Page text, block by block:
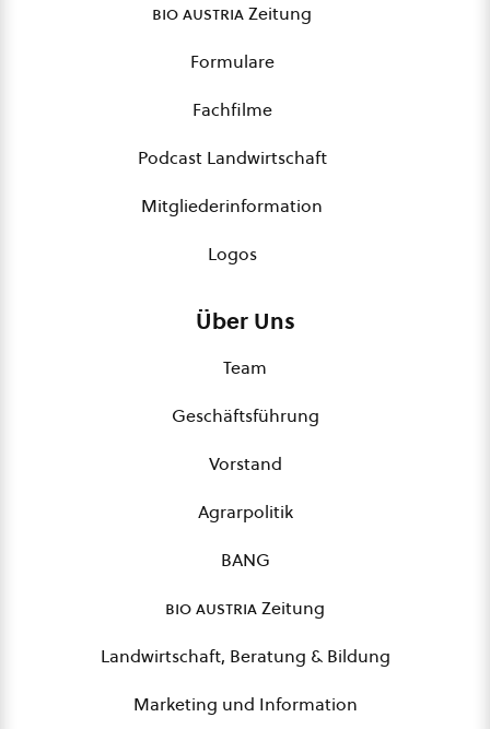
bio austriaZeitung
Formulare
Fachfilme
Podcast Landwirtschaft
Mitgliederinformation
Logos
Über Uns
Team
Geschäftsführung
Vorstand
Agrarpolitik
BANG
bio austriaZeitung
Landwirtschaft, Beratung & Bildung
Marketing und Information